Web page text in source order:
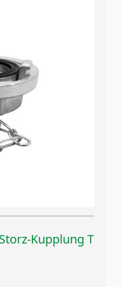
Kupplung T